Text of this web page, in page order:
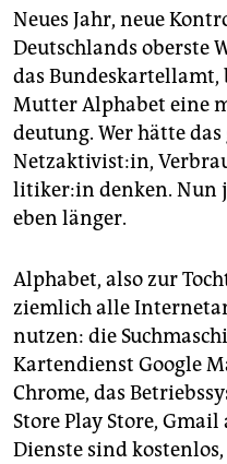
abo
genossenschaft
epaper login
Neu­es Jahr, neue
Deutschlands oberste
das Bundeskartellamt,
Mutter Al­pha­bet eine
deutung. Wer hätte
Netzaktivist:in,
li­ti­ke­r:in denken. Nun
eben länger.
Alphabet, also zur
ziemlich alle
nutzen: die
Kartendienst Google
Chrome, das
Store Play Store,
Dienste sind